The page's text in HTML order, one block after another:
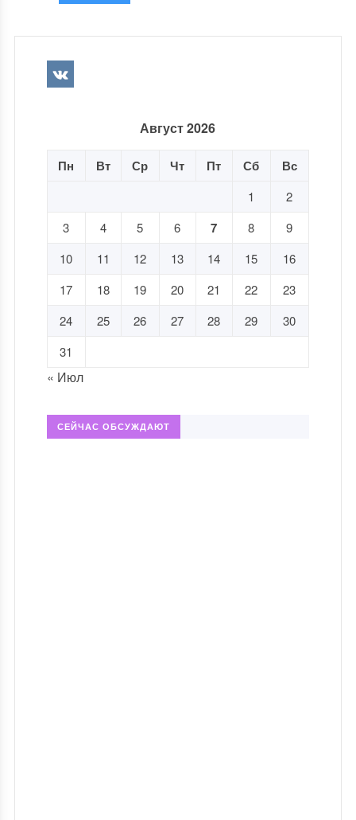
Август 2026
Пн Вт Ср Чт Пт Сб Вс
1
2
3
4 5 6 7 8
9
10
11 12 13 14 15
16
17
18 19 20 21 22
23
24
25 26 27 28 29
30
31
« Июл
СЕЙЧАС ОБСУЖДАЮТ